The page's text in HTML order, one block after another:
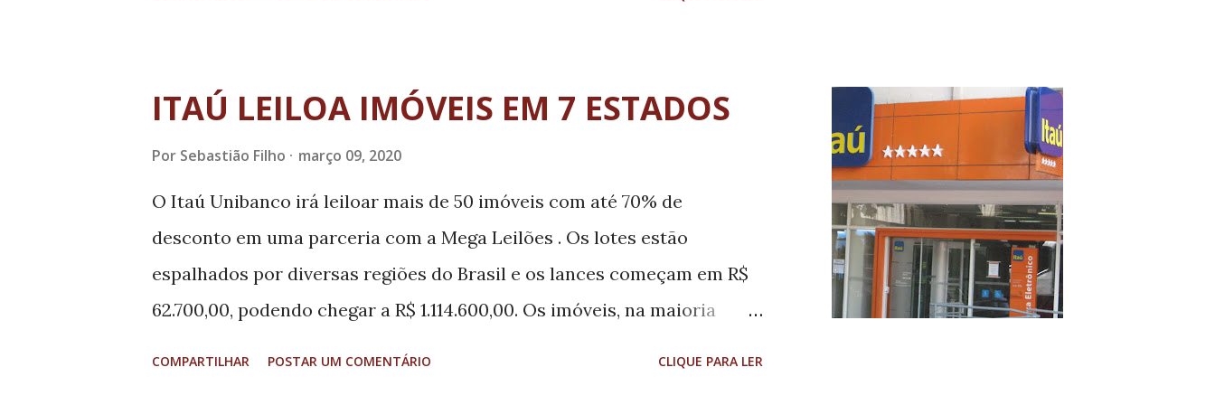
paciente do sexo feminino, com 34 anos, procedente da Europa, onde
visitou vários países. "Não foi necessário internação, a paciente
encontra-se estável, está sendo monitorada por equipes da Atenção
Básica e permanece em isolamento domiciliar, conforme determina os
protocolos do Ministério da Saúde e Secretaria Estadual de Saúde",
destaca a pasta em nota.
ITAÚ LEILOA IMÓVEIS EM 7 ESTADOS
Por Sebastião Filho março 09, 2020
O Itaú Unibanco irá leiloar mais de 50 imóveis com até 70% de
desconto em uma parceria com a Mega Leilões . Os lotes estão
espalhados por diversas regiões do Brasil e os lances começam em R$
62.700,00, podendo chegar a R$ 1.114.600,00. Os imóveis, na maioria
COMPARTILHAR POSTAR UM COMENTÁRIO CLIQUE PARA LER